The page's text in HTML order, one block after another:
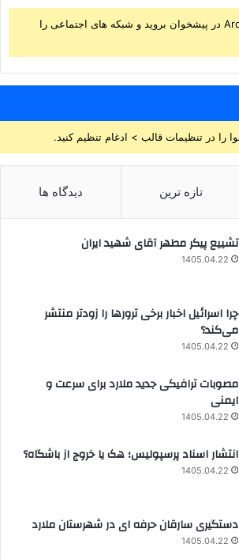
به صفحه Arqam options در پیشخوان بروید و شبکه های اجتماعی را
تازه ترین دیدگاه ها
تشییع پیکر مطهر آقای شهید ایران
1405.04.22
چرا اسرائیل اخبار برخی ترورها را زودتر منتشر
می‌کند؟
1405.04.22
مصوبات ترافیکی جدید ملارد برای سرعت و
ایمنی
1405.04.22
انتشار اسناد پرسپولیس؛ هک یا خروج از باشگاه؟
1405.04.22
دستگیری سارقان حرفه ای در شهرستان ملارد
1405.04.22